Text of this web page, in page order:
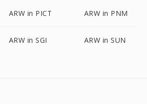
ARW in PICT ARW in PNM
ARW in SGI ARW in SUN